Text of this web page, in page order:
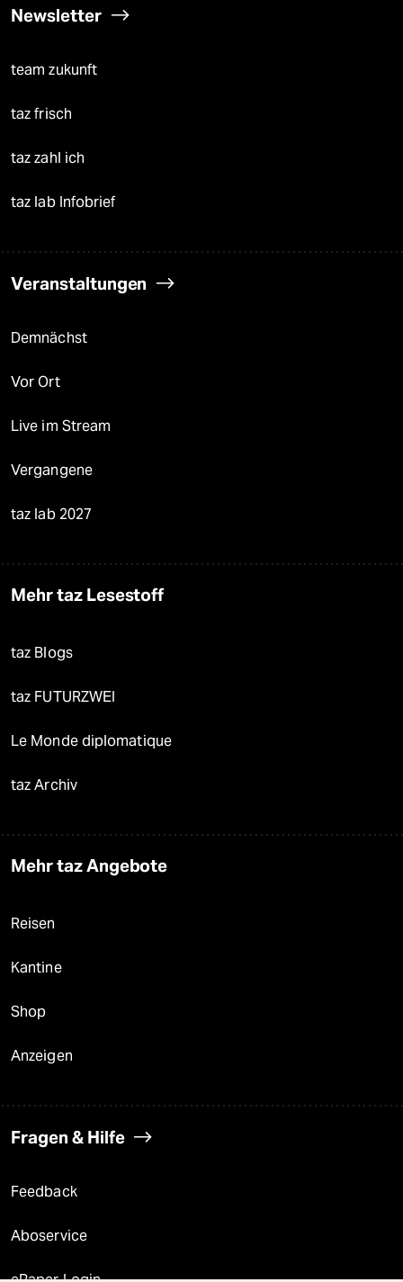
Newsletter
team zukunft
taz frisch
taz zahl ich
taz lab Infobrief
Veranstaltungen
Demnächst
Vor Ort
Live im Stream
Vergangene
taz lab 2027
Mehr taz Lesestoff
taz Blogs
taz FUTURZWEI
Le Monde diplomatique
taz Archiv
Mehr taz Angebote
Reisen
Kantine
Shop
Anzeigen
Fragen & Hilfe
Feedback
Aboservice